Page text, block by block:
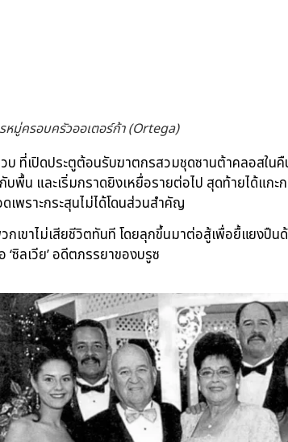
หมู่ครอบครัวออเตอร์ก้า (Ortega)
วบ ที่เปิดประตูต้อนรับฆาตกรสวมชุดซานต้าคลอส
น และเริ่มกราดยิงเหยื่อรายต่อไป สุดท้ายได้แก
เพราะกระสุนไม่ได้โดนส่วนสำคัญ
วกเขาไม่เสียชีวิตทันที โดยลุกขึ้นมาต่อสู้เพื่อยื้แยงปื
‘ซิลเวีย’ อดีตภรรยาของบรูซ